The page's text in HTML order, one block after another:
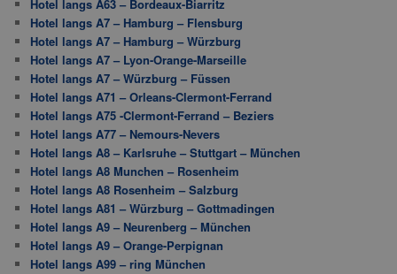
Hotel langs A63 – Bordeaux-Biarritz
Hotel langs A7 – Hamburg – Flensburg
Hotel langs A7 – Hamburg – Würzburg
Hotel langs A7 – Lyon-Orange-Marseille
Hotel langs A7 – Würzburg – Füssen
Hotel langs A71 – Orleans-Clermont-Ferrand
Hotel langs A75 -Clermont-Ferrand – Beziers
Hotel langs A77 – Nemours-Nevers
Hotel langs A8 – Karlsruhe – Stuttgart – München
Hotel langs A8 Munchen – Rosenheim
Hotel langs A8 Rosenheim – Salzburg
Hotel langs A81 – Würzburg – Gottmadingen
Hotel langs A9 – Neurenberg – München
Hotel langs A9 – Orange-Perpignan
Hotel langs A99 – ring München